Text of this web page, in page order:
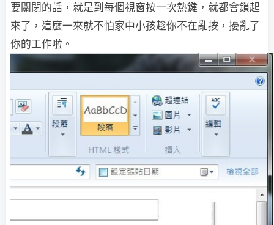
要關閉的話，就是到每個視窗按一次熱鍵，就都會鎖起
來了，這麼一來就不怕家中小孩趁你不在亂按，擾亂了
你的工作啦。